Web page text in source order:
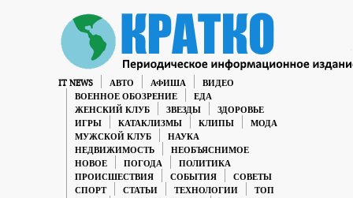
IT NEWS АВТО АФИША
ВИДЕО
ВОЕННОЕ ОБОЗРЕНИЕ
ЕДА
ЖЕНСКИЙ КЛУБ
ЗВЕЗДЫ
ЗДОРОВЬЕ
ИГРЫ
КАТАКЛИЗМЫ КЛИПЫ
МОДА
МУЖСКОЙ КЛУБ
НАУКА
НЕДВИЖИМОСТЬ
НЕОБЪЯСНИМОЕ
НОВОЕ
ПОГОДА
ПОЛИТИКА
ПРОИСШЕСТВИЯ
СОБЫТИЯ
СОВЕТЫ
СПОРТ
СТАТЬИ ТЕХНОЛОГИИ
ТОП